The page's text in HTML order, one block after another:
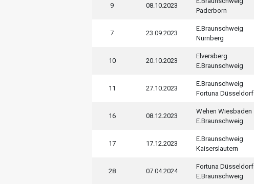
9 08.10.2023
Paderborn
7 23.09.2023
E.Braunschweig
Nürnberg
10 20.10.2023
Elversberg
E.Braunschweig
11 27.10.2023
E.Braunschweig
Fortuna Düsseldorf
16 08.12.2023
Wehen Wiesbaden
E.Braunschweig
17 17.12.2023
E.Braunschweig
Kaiserslautern
28 07.04.2024
Fortuna Düsseldorf
E.Braunschweig